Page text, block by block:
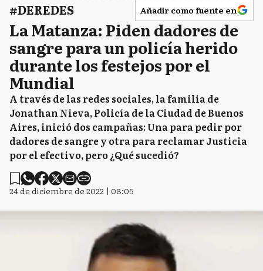
#DEREDES Añadir como fuente en
La Matanza: Piden dadores de
sangre para un policía herido
durante los festejos por el
Mundial
A través de las redes sociales, la familia de
Jonathan Nieva, Policía de la Ciudad de Buenos
Aires, inició dos campañas: Una para pedir por
dadores de sangre y otra para reclamar Justicia
por el efectivo, pero ¿Qué sucedió?
24 de diciembre de 2022 | 08:05